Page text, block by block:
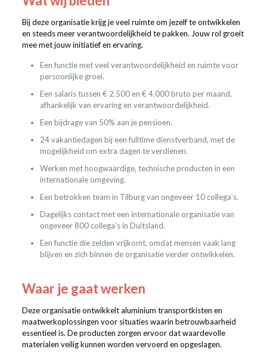
Bij deze organisatie krijg je veel ruimte om jezelf te ontwikkelen
en steeds meer verantwoordelijkheid te pakken. Jouw rol groeit
mee met jouw initiatief en ervaring.
Een functie met veel verantwoordelijkheid en ruimte voor
persoonlijke groei.
Een salaris tussen € 2.500 en € 4.000 bruto per maand,
afhankelijk van ervaring en verantwoordelijkheid.
Een bijdrage van 50% aan je pensioen.
24 vakantiedagen bij een fulltime dienstverband, met de
mogelijkheid om extra dagen te verdienen.
Werken met hoogwaardige, technische producten in een
internationale omgeving.
Een betrokken team in Tilburg van ongeveer 10 collega’s.
Dagelijks contact met een internationale organisatie van
ongeveer 800 collega’s in Duitsland.
Een functie die zelden vrijkomt, omdat mensen vaak lang
blijven en zich binnen de organisatie verder ontwikkelen.
Waar je gaat werken
Deze organisatie ontwikkelt aluminium transportkisten en
maatwerkoplossingen voor situaties waarin betrouwbaarheid
essentieel is. De producten zorgen ervoor dat waardevolle
materialen veilig kunnen worden vervoerd en opgeslagen.